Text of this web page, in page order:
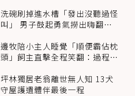
洗碗刷掉進水槽「發出沒聽過怪
叫」 男子鼓起勇氣撈出嗨翻：
邊牧陪小主人睡覺「順便霸佔枕
頭」飼主直擊全程笑翻：過程絲
坪林獨居老翁離世無人知 13犬
守屋護遺體伴最後一程